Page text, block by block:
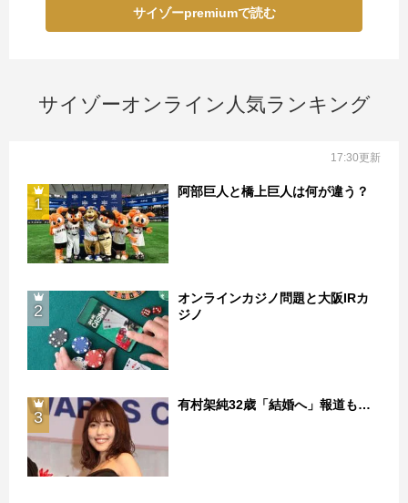
サイゾーpremiumで読む
サイゾーオンライン人気ランキング
17:30更新
1
阿部巨人と橋上巨人は何が違う？
2
オンラインカジノ問題と大阪IRカ
ジノ
3
有村架純32歳「結婚へ」報道も…